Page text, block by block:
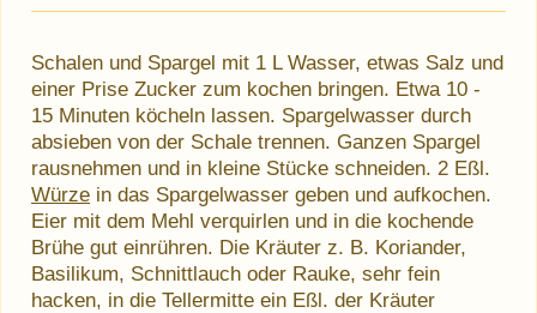
Schalen und Spargel mit 1 L Wasser, etwas Salz und
einer Prise Zucker zum kochen bringen. Etwa 10 -
15 Minuten köcheln lassen. Spargelwasser durch
absieben von der Schale trennen. Ganzen Spargel
rausnehmen und in kleine Stücke schneiden. 2 Eßl.
Würze in das Spargelwasser geben und aufkochen.
Eier mit dem Mehl verquirlen und in die kochende
Brühe gut einrühren. Die Kräuter z. B. Koriander,
Basilikum, Schnittlauch oder Rauke, sehr fein
hacken, in die Tellermitte ein Eßl. der Kräuter